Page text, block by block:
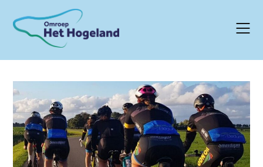
content